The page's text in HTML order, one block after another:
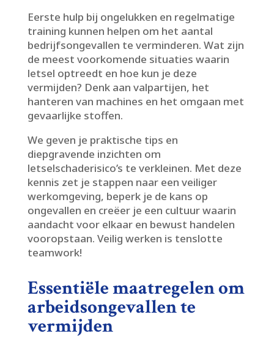
Eerste hulp bij ongelukken en regelmatige
training kunnen helpen om het aantal
bedrijfsongevallen te verminderen.​ Wat zijn
de meest voorkomende situaties waarin
letsel optreedt en hoe kun je deze
vermijden? Denk aan valpartijen, het
hanteren van machines en het omgaan met
gevaarlijke stoffen.​
We geven je praktische tips en
diepgravende inzichten om
letselschaderisico’s te verkleinen.​ Met deze
kennis zet je stappen naar een veiliger
werkomgeving, beperk je de kans op
ongevallen en creëer je een cultuur waarin
aandacht voor elkaar en bewust handelen
vooropstaan.​ Veilig werken is tenslotte
teamwork!
Essentiële maatregelen om
arbeidsongevallen te
vermijden